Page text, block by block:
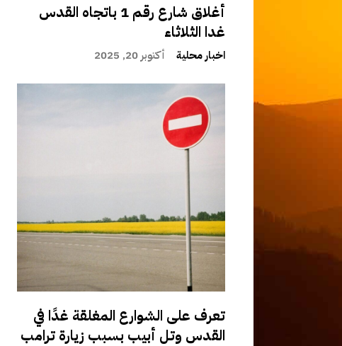
أغلاق شارع رقم 1 باتجاه القدس
غدا الثلاثاء
اخبار محلية أكتوبر 20, 2025
تعرف على الشوارع المغلقة غدًا في
القدس وتل أبيب بسبب زيارة ترامب